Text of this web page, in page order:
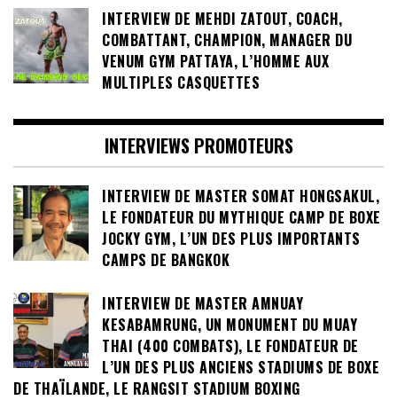
INTERVIEW DE MEHDI ZATOUT, COACH,
COMBATTANT, CHAMPION, MANAGER DU
VENUM GYM PATTAYA, L’HOMME AUX
MULTIPLES CASQUETTES
INTERVIEWS PROMOTEURS
INTERVIEW DE MASTER SOMAT HONGSAKUL,
LE FONDATEUR DU MYTHIQUE CAMP DE BOXE
JOCKY GYM, L’UN DES PLUS IMPORTANTS
CAMPS DE BANGKOK
INTERVIEW DE MASTER AMNUAY
KESABAMRUNG, UN MONUMENT DU MUAY
THAI (400 COMBATS), LE FONDATEUR DE
L’UN DES PLUS ANCIENS STADIUMS DE BOXE
DE THAÏLANDE, LE RANGSIT STADIUM BOXING